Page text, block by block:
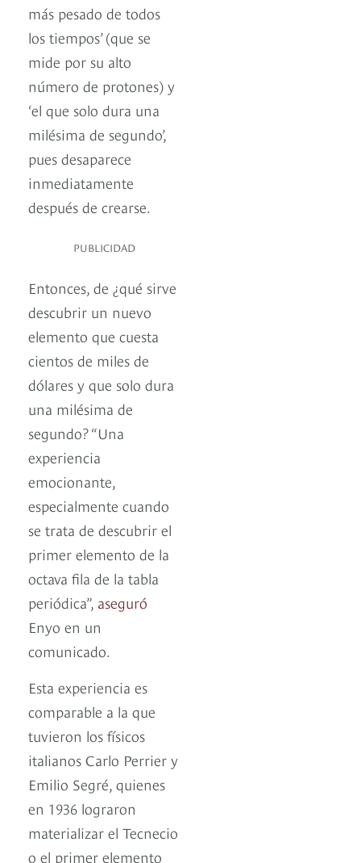
más pesado de todos
los tiempos’ (que se
mide por su alto
número de protones) y
‘el que solo dura una
milésima de segundo’,
pues desaparece
inmediatamente
después de crearse.
PUBLICIDAD
Entonces, de ¿qué sirve
descubrir un nuevo
elemento que cuesta
cientos de miles de
dólares y que solo dura
una milésima de
segundo? “Una
experiencia
emocionante,
especialmente cuando
se trata de descubrir el
primer elemento de la
octava fila de la tabla
periódica”, aseguró
Enyo en un
comunicado.
Esta experiencia es
comparable a la que
tuvieron los físicos
italianos Carlo Perrier y
Emilio Segré, quienes
en 1936 lograron
materializar el Tecnecio
o el primer elemento